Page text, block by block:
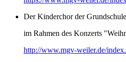
Der Kinderchor der
im Rahmen des Konzerts
http://www.mgv-weiler.de/